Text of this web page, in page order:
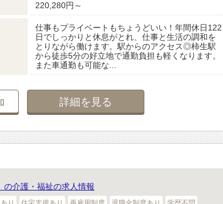
220,280円～
仕事もプライベートもちょうどいい！年間休日122
日でしっかりと休息がとれ、仕事と生活の調和を
とりながら働けます。駅からのアクセス◎柿生駅
から徒歩5分の好立地で通勤負担も軽くなります。
また車通勤も可能な...
詳細を見る
の介護・福祉の求人情報